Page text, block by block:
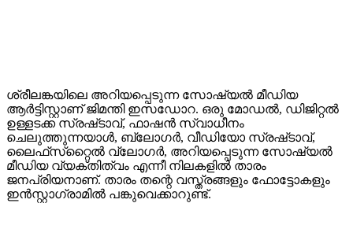
ശ്രീലങ്കയിലെ അറിയപ്പെടുന്ന സോഷ്യൽ മീഡിയ
ആർട്ടിസ്റ്റാണ് ജിമന്തി ഇസഡോറ. ഒരു മോഡൽ, ഡിജിറ്റൽ
ഉള്ളടക്ക സ്രഷ്‌ടാവ്, ഫാഷൻ സ്വാധീനം
ചെലുത്തുന്നയാൾ, ബ്ലോഗർ, വീഡിയോ സ്രഷ്‌ടാവ്,
ലൈഫ്‌സ്‌റ്റൈൽ വ്‌ലോഗർ, അറിയപ്പെടുന്ന സോഷ്യൽ
മീഡിയ വ്യക്തിത്വം എന്നീ നിലകളിൽ താരം
ജനപ്രിയനാണ്. താരം തന്റെ വസ്ത്രങ്ങളും ഫോട്ടോകളും
ഇൻസ്റ്റാഗ്രാമിൽ പങ്കുവെക്കാറുണ്ട്.